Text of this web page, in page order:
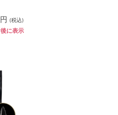
(税込)
に表示